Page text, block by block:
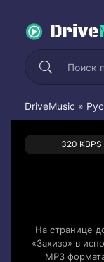
Drive
DriveMusic »
320 KBPS
На странице
«Захизр» в
MP3